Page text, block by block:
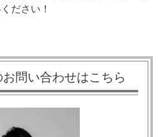
ださい！
問い合わせはこちら